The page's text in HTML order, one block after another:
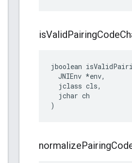
isValidPairingCode
jboolean
  JNIEnv *env,
  jclass cls,
  jchar ch
)
normalizePairing